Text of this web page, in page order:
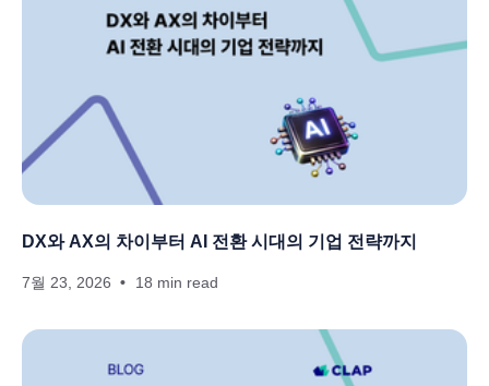
DX와 AX의 차이부터 AI 전환 시대의 기업 전략까지
7월 23, 2026 18 min read